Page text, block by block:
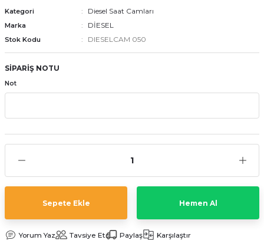
Kordonları
Kategori Diesel Saat Camları
Marka DİESEL
Stok Kodu DIESELCAM 050
SİPARİŞ NOTU
Not
Sepete Ekle Hemen Al
Yorum Yaz Tavsiye Et Paylaş Karşılaştır